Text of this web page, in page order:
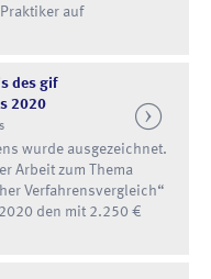
auf
des gif
2020
wurde ausgezeichnet.
Arbeit zum Thema
Verfahrensvergleich“
den mit 2.250 €